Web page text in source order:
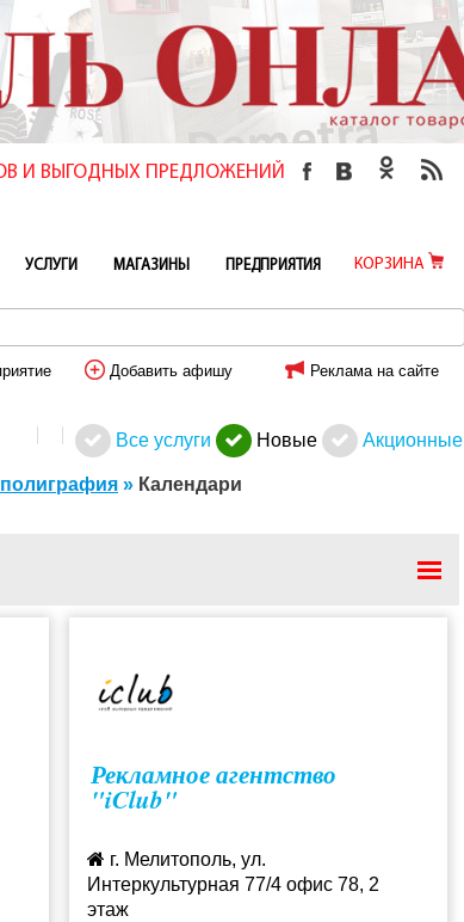
И ВЫГОДНЫХ ПРЕДЛОЖЕНИЙ
УСЛУГИ МАГАЗИНЫ ПРЕДПРИЯТИЯ КОРЗИНА
Добавить афишу Реклама на сайте
Все услуги Новые Акционные
» Календари
Календари
Постеры
Флаера
Рекламное агентство
"iClub"
г. Мелитополь, ул.
Интеркультурная 77/4 офис 78, 2
этаж